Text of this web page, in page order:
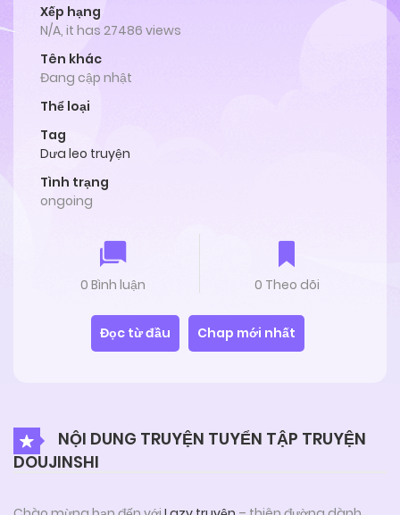
Xếp hạng
N/A, it has 27486 views
Tên khác
Đang cập nhật
Thể loại
Tag
Dưa leo truyện
Tình trạng
ongoing
0 Bình luận 0 Theo dõi
Đọc từ đầu Chap mới nhất
NỘI DUNG TRUYỆN TUYỂN TẬP TRUYỆN
DOUJINSHI